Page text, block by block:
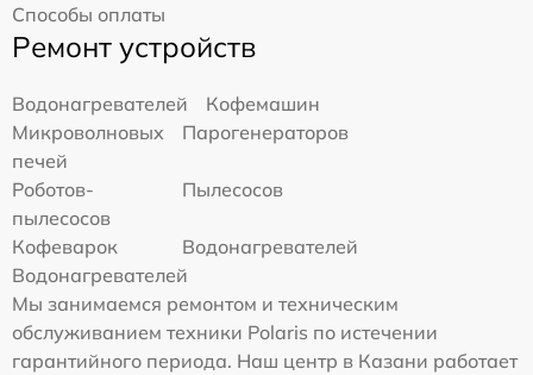
Способы оплаты
Ремонт устройств
Водонагревателей
Кофемашин
Микроволновых
печей
Парогенераторов
Роботов-
пылесосов
Пылесосов
Кофеварок
Водонагревателей
Водонагревателей
Мы занимаемся ремонтом и техническим
обслуживанием техники Polaris по истечении
гарантийного периода. Наш центр в Казани работает